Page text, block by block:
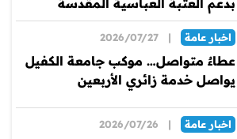
بدعم العتبة العباسية المقدسة
اخبار عامة |
2026/07/27
عطاءٌ متواصل… موكب جامعة الكفيل
يواصل خدمة زائري الأربعين
اخبار عامة |
2026/07/26